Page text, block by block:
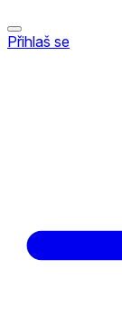
Přihlaš se